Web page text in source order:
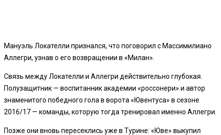
Мануэль Локателли признался, что поговорил с Массимилиано
Аллегри, узнав о его возвращении в «Милан».
Связь между Локателли и Аллегри действительно глубокая.
Полузащитник — воспитанник академии «россонери» и автор
знаменитого победного гола в ворота «Ювентуса» в сезоне
2016/17 — команды, которую тогда тренировал именно Аллегри.
Позже они вновь пересеклись уже в Турине: «Юве» выкупил